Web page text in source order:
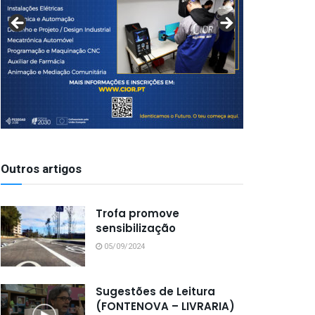
Outros artigos
Trofa promove
sensibilização
05/09/2024
Sugestões de Leitura
(FONTENOVA – LIVRARIA)